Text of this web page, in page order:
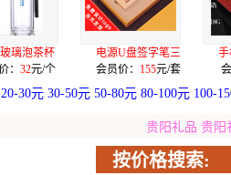
电源U盘签字笔三
会员价：155
手机二用U盘签字
会员价：68
20-30元 30-50元 50-80元 80-100元 100-
贵阳礼品 贵阳
按价格搜索: